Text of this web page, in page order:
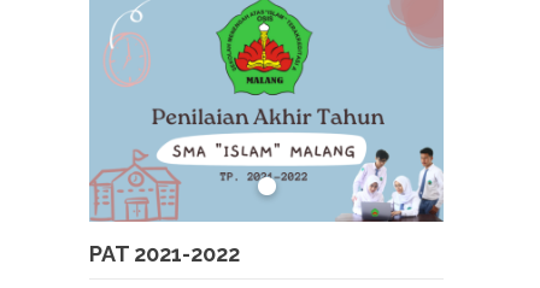
PAT 2021-2022